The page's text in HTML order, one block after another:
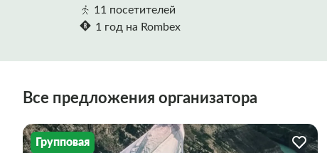
11 посетителей
1 год на Rombex
Все предложения организатора
Групповая